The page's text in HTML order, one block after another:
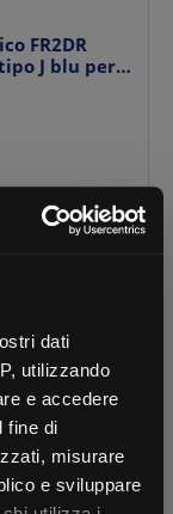
dati
utilizzando
e accedere
fine di
misurare
e sviluppare
FR2DR
J blu per
FR2DR
KX verde
re...